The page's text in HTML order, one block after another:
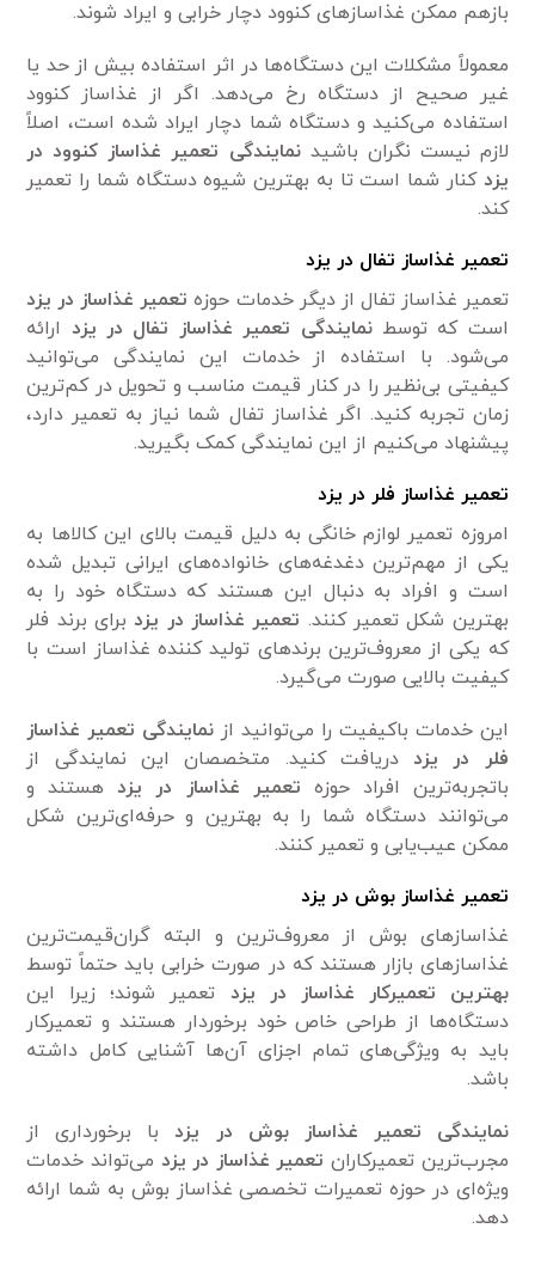
بازهم ممکن غذاساز‌های کنوود دچار خرابی و ایراد شوند.
معمولاً مشکلات این دستگاه‌ها در اثر استفاده بیش از حد یا
غیر صحیح از دستگاه رخ می‌دهد. اگر از غذاساز کنوود
استفاده می‌کنید و دستگاه شما دچار ایراد شده است، اصلاً
لازم نیست نگران باشیدنمایندگی تعمیر غذاساز کنوود در
یزد کنار شما است تا به بهترین شیوه دستگاه شما را تعمیر
کند.
تعمیر غذاساز تفال در یزد
تعمیر غذاساز تفال از دیگر خدمات حوزه تعمیر غذاساز در یزد
است که توسطنمایندگی تعمیر غذاساز تفال در یزد ارائه
می‌شود. با استفاده از خدمات این نمایندگی می‌توانید
کیفیتی بی‌نظیر را در کنار قیمت مناسب و تحویل در کم‌ترین
زمان تجربه کنید. اگر غذاساز تفال شما نیاز به تعمیر دارد،
پیشنهاد می‌کنیم از این نمایندگی کمک بگیرید.
تعمیر غذاساز فلر در یزد
امروزه تعمیر لوازم خانگی به دلیل قیمت بالای این کالاها به
یکی از مهم‌ترین دغدغه‌های خانواده‌های ایرانی تبدیل شده
است و افراد به دنبال این هستند که دستگاه خود را به
بهترین شکل تعمیر کنند. تعمیر غذاساز در یزد برای برند فلر
که یکی از معروف‌ترین برند‌های تولید کننده غذاساز است با
کیفیت بالایی صورت می‌گیرد.
این خدمات باکیفیت را می‌توانید از نمایندگی تعمیر غذاساز
فلر در یزد دریافت کنید. متخصصان این نمایندگی از
باتجربه‌ترین افراد حوزه تعمیر غذاساز در یزد هستند و
می‌توانند دستگاه شما را به بهترین و حرفه‌ای‌ترین شکل
ممکن عیب‌یابی و تعمیر کنند.
تعمیر غذاساز بوش در یزد
غذاساز‌های بوش از معروف‌ترین و البته گران‌قیمت‌ترین
غذاساز‌های بازار هستند که در صورت خرابی باید حتماً توسط
بهترین تعمیرکار غذاساز در یزد تعمیر شوند؛ زیرا این
دستگاه‌ها از طراحی خاص خود برخوردار هستند و تعمیرکار
باید به ویژگی‌های تمام اجزای آن‌ها آشنایی کامل داشته
باشد.
نمایندگی تعمیر غذاساز بوش در یزد با برخورداری از
مجرب‌ترین تعمیرکاران تعمیر غذاساز در یزد می‌تواند خدمات
ویژه‌ای در حوزه تعمیرات تخصصی غذاساز بوش به شما ارائه
دهد.